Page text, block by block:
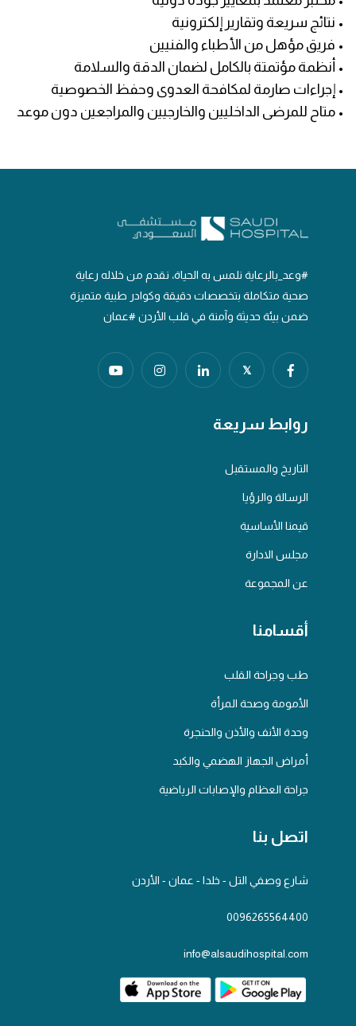
• نتائج سريعة وتقارير إلكترونية
• فريق مؤهل من الأطباء والفنيين
• أنظمة مؤتمتة بالكامل لضمان الدقة والسلامة
• إجراءات صارمة لمكافحة العدوى وحفظ الخصوصية
• متاح للمرضى الداخليين والخارجيين والمراجعين دون موعد
#وعد_بالرعاية نلمس به الحياة، نقدم من خلاله رعاية
صحية متكاملة بتخصصات دقيقة وكوادر طبية متميزة
ضمن بيئة حديثة وآمنة في قلب الأردن #عمان
𝕏
روابط سريعة
التاريخ والمستقبل
الرسالة والرؤيا
قيمنا الأساسية
مجلس الادارة
عن المجموعة
أقسامنا
طب وجراحة القلب
الأمومة وصحة المرأة
وحدة الأنف والأذن والحنجرة
أمراض الجهاز الهضمي والكبد
جراحة العظام والإصابات الرياضية
اتصل بنا
شارع وصفي التل - خلدا - عمان - الأردن
0096265564400
info@alsaudihospital.com